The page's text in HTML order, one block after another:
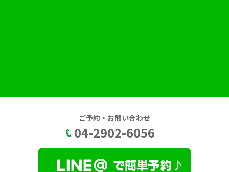
ご予約・お問い合わせ
04-2902-6056